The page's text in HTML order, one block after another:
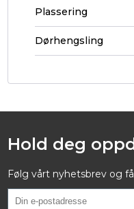
Plassering
Dørhengsling
Hold deg
Følg vårt nyhetsbrev og